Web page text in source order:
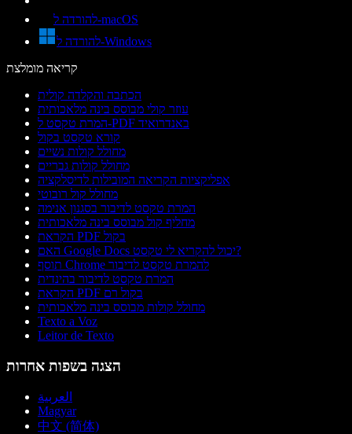
להורדה ל-macOS
להורדה ל-Windows
קריאה מומלצת
הכתבה והקלדה קולית
עוזר קולי מבוסס בינה מלאכותית
המרת טקסט ל-PDF באנדרואיד
קורא טקסט בקול
מחולל קולות נשיים
מחולל קולות גבריים
אפליקציות הקריאה המובילות לדיסלקציה
מחולל קול רובוטי
המרת טקסט לדיבור בסגנון אנימה
מחליף קול מבוסס בינה מלאכותית
הקראת PDF בקול
האם Google Docs יכול להקריא לי טקסט?
תוסף Chrome להמרת טקסט לדיבור
המרת טקסט לדיבור בהינדית
הקראת PDF בקול רם
מחולל קולות מבוסס בינה מלאכותית
Texto a Voz
Leitor de Texto
הצגה בשפות אחרות
العربية
Magyar
中文 (简体)